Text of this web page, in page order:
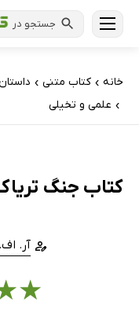
جستجو در
خانه › کتاب‌ متنی ›
› علمی و تخیلی
کتاب جنگ
آر.
★